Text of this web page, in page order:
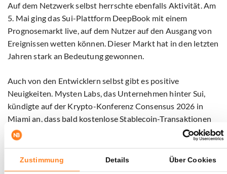
Zustimmung Details Über Cookies
Auf dem Netzwerk selbst herrschte ebenfalls Aktivität. Am
5. Mai ging das Sui-Plattform DeepBook mit einem
Prognosemarkt live, auf dem Nutzer auf den Ausgang von
Ereignissen wetten können. Dieser Markt hat in den letzten
Jahren stark an Bedeutung gewonnen.
Auch von den Entwicklern selbst gibt es positive
Neuigkeiten. Mysten Labs, das Unternehmen hinter Sui,
kündigte auf der Krypto-Konferenz Consensus 2026 in
Miami an, dass bald kostenlose Stablecoin-Transaktionen
möglich sein werden. Zudem arbeiten sie an privaten
Der Anstieg wurde zudem durch eine klassische